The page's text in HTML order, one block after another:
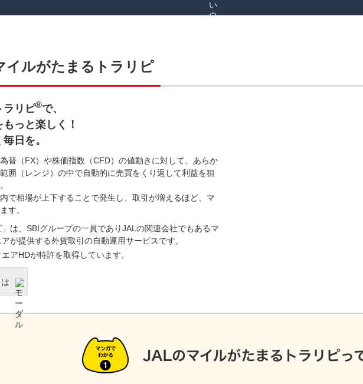
イルがたまるトラリピ
ラリピ®で、
っと楽しく！
日を。
替（FX）や株価指数（CFD）の値動きに対して、あらか
囲（レンジ）の中で自動的に売買をくり返して利益を狙
で相場が上下することで発生し、取引が増えるほど、マ
す。
」は、SBIグループの一員でありJALの関連会社でもあるマ
が提供する外貨取引の自動運用サービスです。
アHDが特許を取得しています。